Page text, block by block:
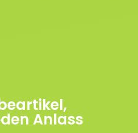
Anlass